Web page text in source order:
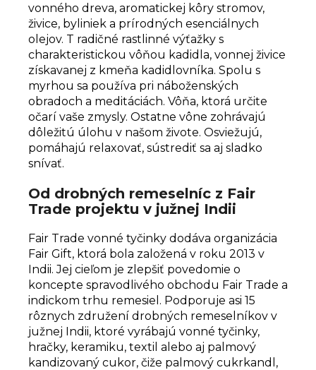
vonného dreva, aromatickej kôry stromov,
živice, byliniek a prírodných esenciálnych
olejov. T radičné rastlinné výťažky s
charakteristickou vôňou kadidla, vonnej živice
získavanej z kmeňa kadidlovníka. Spolu s
myrhou sa používa pri náboženských
obradoch a meditáciách. Vôňa, ktorá určite
očarí vaše zmysly. Ostatne vône zohrávajú
dôležitú úlohu v našom živote. Osviežujú,
pomáhajú relaxovať, sústrediť sa aj sladko
snívať.
Od drobných remeselníc z Fair
Trade projektu v južnej Indii
Fair Trade vonné tyčinky dodáva organizácia
Fair Gift, ktorá bola založená v roku 2013 v
Indii. Jej cieľom je zlepšiť povedomie o
koncepte spravodlivého obchodu Fair Trade a
indickom trhu remesiel. Podporuje asi 15
rôznych združení drobných remeselníkov v
južnej Indii, ktoré vyrábajú vonné tyčinky,
hračky, keramiku, textil alebo aj palmový
kandizovaný cukor, čiže palmový cukrkandl,